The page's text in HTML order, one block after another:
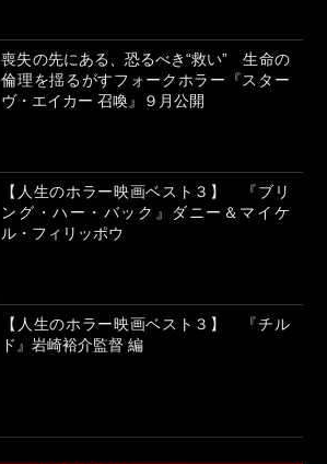
喪失の先にある、恐るべき“救い” 生命の
倫理を揺るがすフォークホラー『スター
ヴ・エイカー 召喚』９月公開
【人生のホラー映画ベスト３】 『ブリ
ング・ハー・バック』ダニー＆マイケ
ル・フィリッポウ
【人生のホラー映画ベスト３】 『チル
ド』岩崎裕介監督 編